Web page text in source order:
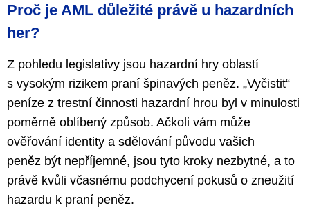
Proč je AML důležité právě u hazardních
her?
Z pohledu legislativy jsou hazardní hry oblastí
s vysokým rizikem praní špinavých peněz. „Vyčistit“
peníze z trestní činnosti hazardní hrou byl v minulosti
poměrně oblíbený způsob. Ačkoli vám může
ověřování identity a sdělování původu vašich
peněz být nepříjemné, jsou tyto kroky nezbytné, a to
právě kvůli včasnému podchycení pokusů o zneužití
hazardu k praní peněz.